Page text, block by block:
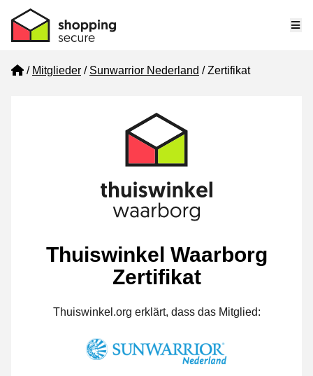
Home
Mitglieder Sunwarrior Nederland Zertifikat
Thuiswinkel Waarborg
Zertifikat
Thuiswinkel.org erklärt, dass das Mitglied: